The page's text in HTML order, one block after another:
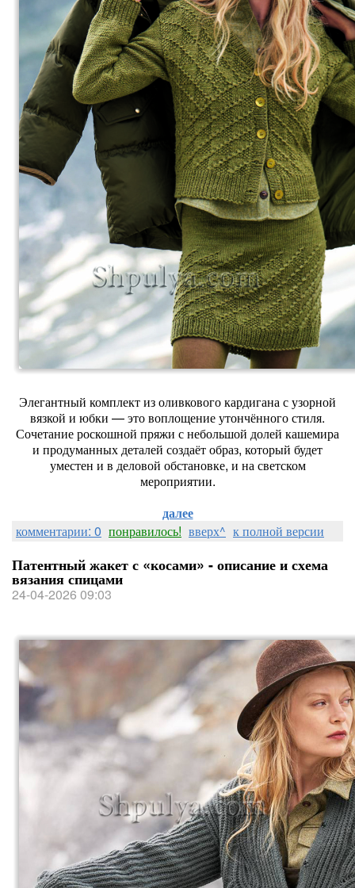
Элегантный комплект из оливкового кардигана с узорной
вязкой и юбки — это воплощение утончённого стиля.
Сочетание роскошной пряжи с небольшой долей кашемира
и продуманных деталей создаёт образ, который будет
уместен и в деловой обстановке, и на светском
мероприятии.
далее
комментарии: 0 понравилось! вверх^ к полной версии
Патентный жакет с «косами» - описание и схема
вязания спицами
24-04-2026 09:03